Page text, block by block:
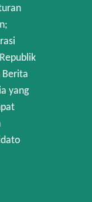
Berita
yang